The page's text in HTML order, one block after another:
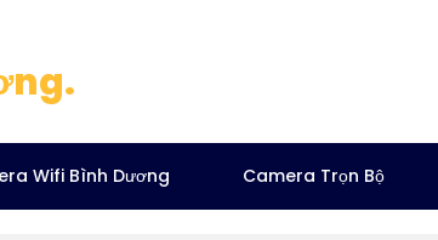
Wifi Bình Dương Camera Trọn Bộ